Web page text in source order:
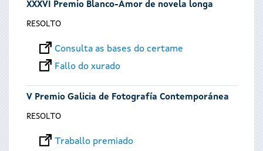
XXXVI Premio Blanco-Amor de novela longa
RESOLTO
Consulta as bases do certame
Fallo do xurado
V Premio Galicia de Fotografía Contemporánea
RESOLTO
Traballo premiado